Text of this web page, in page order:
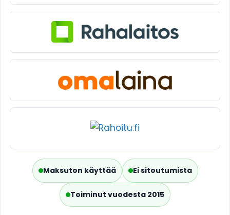
Maksuton käyttää Ei sitoutumista
Toiminut vuodesta 2015